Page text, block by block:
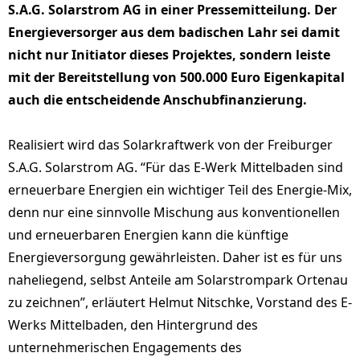
S.A.G. Solarstrom AG in einer Pressemitteilung. Der
Energieversorger aus dem badischen Lahr sei damit
nicht nur Initiator dieses Projektes, sondern leiste
mit der Bereitstellung von 500.000 Euro Eigenkapital
auch die entscheidende Anschubfinanzierung.
Realisiert wird das Solarkraftwerk von der Freiburger
S.A.G. Solarstrom AG. “Für das E-Werk Mittelbaden sind
erneuerbare Energien ein wichtiger Teil des Energie-Mix,
denn nur eine sinnvolle Mischung aus konventionellen
und erneuerbaren Energien kann die künftige
Energieversorgung gewährleisten. Daher ist es für uns
naheliegend, selbst Anteile am Solarstrompark Ortenau
zu zeichnen”, erläutert Helmut Nitschke, Vorstand des E-
Werks Mittelbaden, den Hintergrund des
unternehmerischen Engagements des